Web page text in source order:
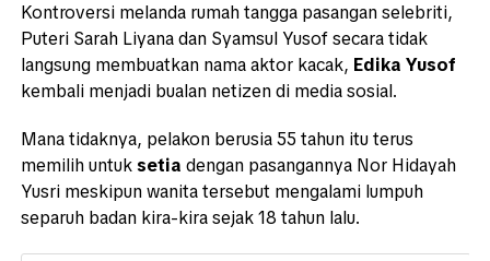
Kontroversi melanda rumah tangga pasangan selebriti,
Puteri Sarah Liyana dan Syamsul Yusof secara tidak
langsung membuatkan nama aktor kacak, Edika Yusof
kembali menjadi bualan netizen di media sosial.
Mana tidaknya, pelakon berusia 55 tahun itu terus
memilih untuksetia dengan pasangannya Nor Hidayah
Yusri meskipun wanita tersebut mengalami lumpuh
separuh badan kira-kira sejak 18 tahun lalu.